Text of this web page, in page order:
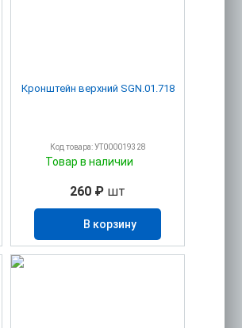
Кронштейн верхний SGN.01.718
Код товара: УТ000019328
Товар в наличии
260 ₽ шт
В корзину